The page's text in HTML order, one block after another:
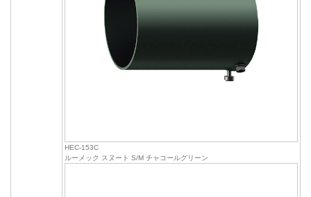
HEC-153C
ルーメック スヌート S/M チャコールグリーン